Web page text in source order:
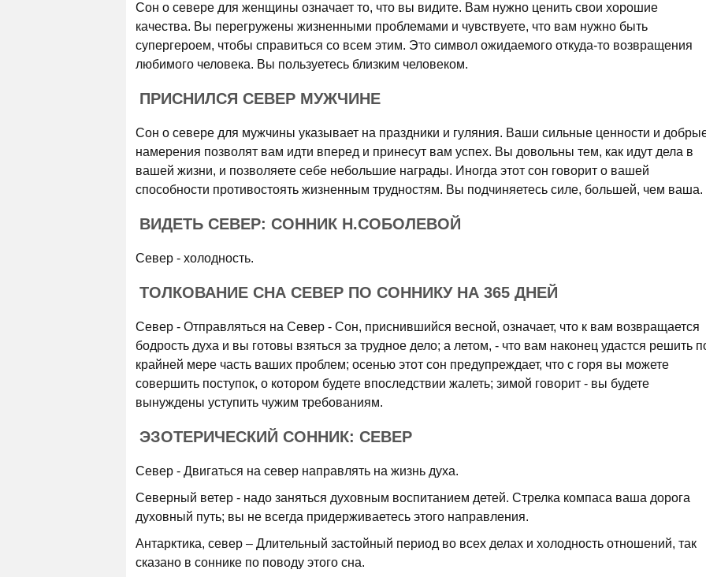
Сон о севере для женщины означает то, что вы видите. Вам нужно ценить свои хорошие
качества. Вы перегружены жизненными проблемами и чувствуете, что вам нужно быть
супергероем, чтобы справиться со всем этим. Это символ ожидаемого откуда-то возвращения
любимого человека. Вы пользуетесь близким человеком.
ПРИСНИЛСЯ СЕВЕР МУЖЧИНЕ
Сон о севере для мужчины указывает на праздники и гуляния. Ваши сильные ценности и
намерения позволят вам идти вперед и принесут вам успех. Вы довольны тем, как идут дела в
вашей жизни, и позволяете себе небольшие награды. Иногда этот сон говорит о вашей
способности противостоять жизненным трудностям. Вы подчиняетесь силе, большей, чем ваша.
ВИДЕТЬ СЕВЕР: СОННИК Н.СОБОЛЕВОЙ
Север - холодность.
ТОЛКОВАНИЕ СНА СЕВЕР ПО СОННИКУ НА 365 ДНЕЙ
Север - Отправляться на Север - Сон, приснившийся весной, означает, что к вам возвращается
бодрость духа и вы готовы взяться за трудное дело; а летом, - что вам наконец удастся решить
крайней мере часть ваших проблем; осенью этот сон предупреждает, что с горя вы можете
совершить поступок, о котором будете впоследствии жалеть; зимой говорит - вы будете
вынуждены уступить чужим требованиям.
ЭЗОТЕРИЧЕСКИЙ СОННИК: СЕВЕР
Север - Двигаться на север направлять на жизнь духа.
Северный ветер - надо заняться духовным воспитанием детей. Стрелка компаса ваша дорога
духовный путь; вы не всегда придерживаетесь этого направления.
Антарктика, север – Длительный застойный период во всех делах и холодность отношений, так
сказано в соннике по поводу этого сна.